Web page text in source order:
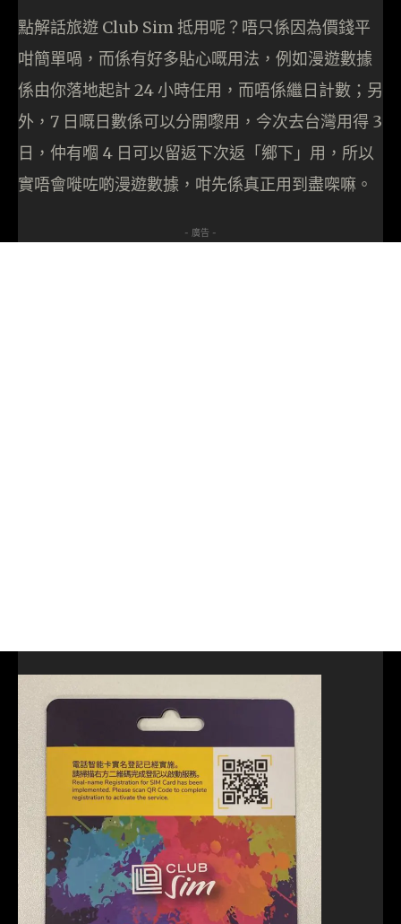
點解話旅遊 Club Sim 抵用呢？唔只係因為價錢平
咁簡單喎，而係有好多貼心嘅用法，例如漫遊數據
係由你落地起計 24 小時任用，而唔係繼日計數；另
外，7 日嘅日數係可以分開嚟用，今次去台灣用得 3
日，仲有嗰 4 日可以留返下次返「鄉下」用，所以
實唔會嘥咗啲漫遊數據，咁先係真正用到盡㗎嘛。
- 廣告 -